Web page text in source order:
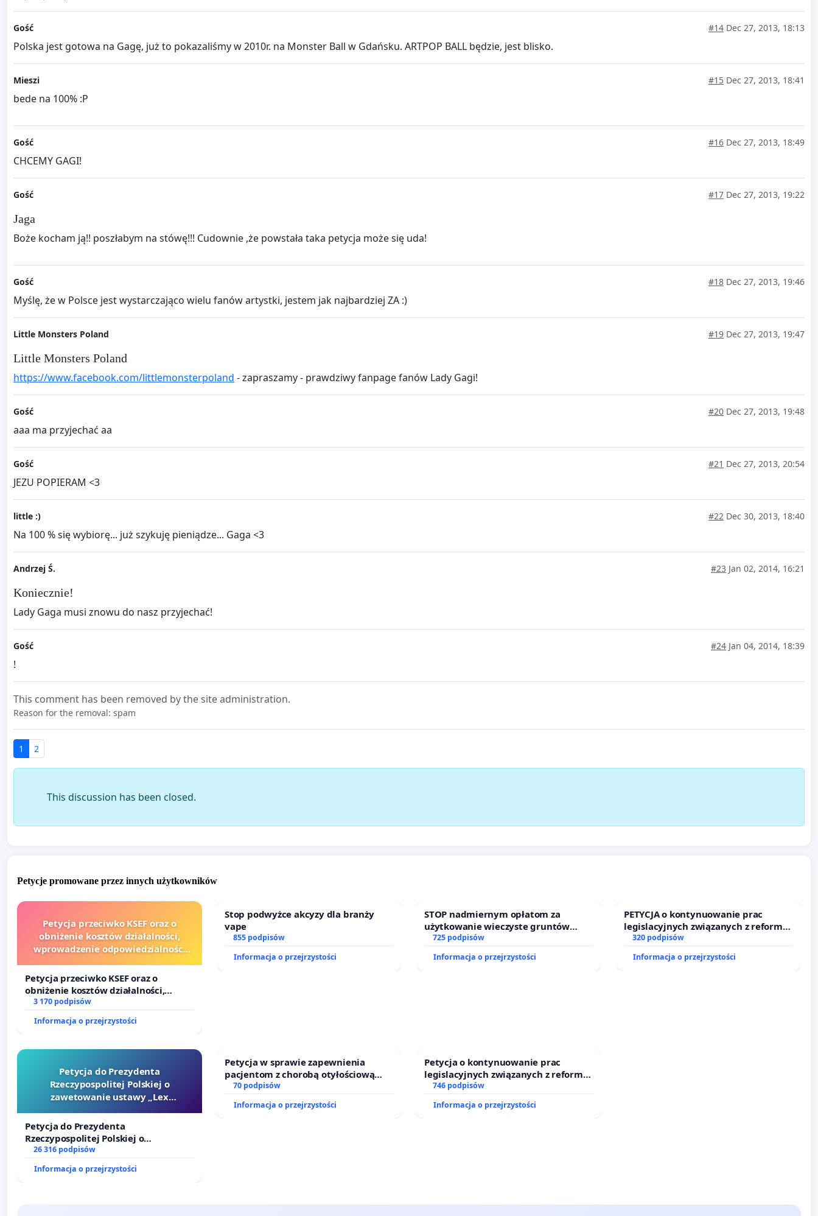
Gość #14 Dec 27, 2013, 18:13
Polska jest gotowa na Gagę, już to pokazaliśmy w 2010r. na Monster Ball w Gdańsku. ARTPOP BALL będzie, jest blisko.
Mieszi #15 Dec 27, 2013, 18:41
bede na 100% :P
Gość #16 Dec 27, 2013, 18:49
CHCEMY GAGI!
Gość #17 Dec 27, 2013, 19:22
Jaga
Boże kocham ją!! poszłabym na stówę!!! Cudownie ,że powstała taka petycja może się uda!
Gość #18 Dec 27, 2013, 19:46
Myślę, że w Polsce jest wystarczająco wielu fanów artystki, jestem jak najbardziej ZA :)
Little Monsters Poland #19 Dec 27, 2013, 19:47
Little Monsters Poland
https://www.facebook.com/littlemonsterpoland - zapraszamy - prawdziwy fanpage fanów Lady Gagi!
Gość #20 Dec 27, 2013, 19:48
aaa ma przyjechać aa
Gość #21 Dec 27, 2013, 20:54
JEZU POPIERAM <3
little :) #22 Dec 30, 2013, 18:40
Na 100 % się wybiorę... już szykuję pieniądze... Gaga <3
Andrzej Ś. #23 Jan 02, 2014, 16:21
Koniecznie!
Lady Gaga musi znowu do nasz przyjechać!
Gość #24 Jan 04, 2014, 18:39
!
This comment has been removed by the site administration.
Reason for the removal: spam
1 2
This discussion has been closed.
Petycje promowane przez innych użytkowników
Petycja przeciwko KSEF oraz o
obniżenie kosztów działalności,
wprowadzenie odpowiedzialności
sędziów
Petycja przeciwko KSEF oraz o
obniżenie kosztów działalności,
wprowadzenie odpowiedzialności
sędziów
3 170 podpisów
Informacja o przejrzystości
Stop podwyżce akcyzy dla branży
vape
855 podpisów
Informacja o przejrzystości
STOP nadmiernym opłatom za
użytkowanie wieczyste gruntów
zajmowanych przez rodzinne ogrody
725 podpisów
Informacja o przejrzystości
PETYCJA o kontynuowanie prac
legislacyjnych związanych z reformą
prawa rodzinnego
320 podpisów
Informacja o przejrzystości
Petycja do Prezydenta
Rzeczypospolitej Polskiej o
zawetowanie ustawy „Lex
Petycja do Prezydenta
Rzeczypospolitej Polskiej o
zawetowanie ustawy „Lex Szarlatan”
26 316 podpisów
Informacja o przejrzystości
Petycja w sprawie zapewnienia
pacjentom z chorobą otyłościową
dostępu do kompleksowego leczenia
70 podpisów
Informacja o przejrzystości
Petycja o kontynuowanie prac
legislacyjnych związanych z reformą
prawa rodzinnego
746 podpisów
Informacja o przejrzystości